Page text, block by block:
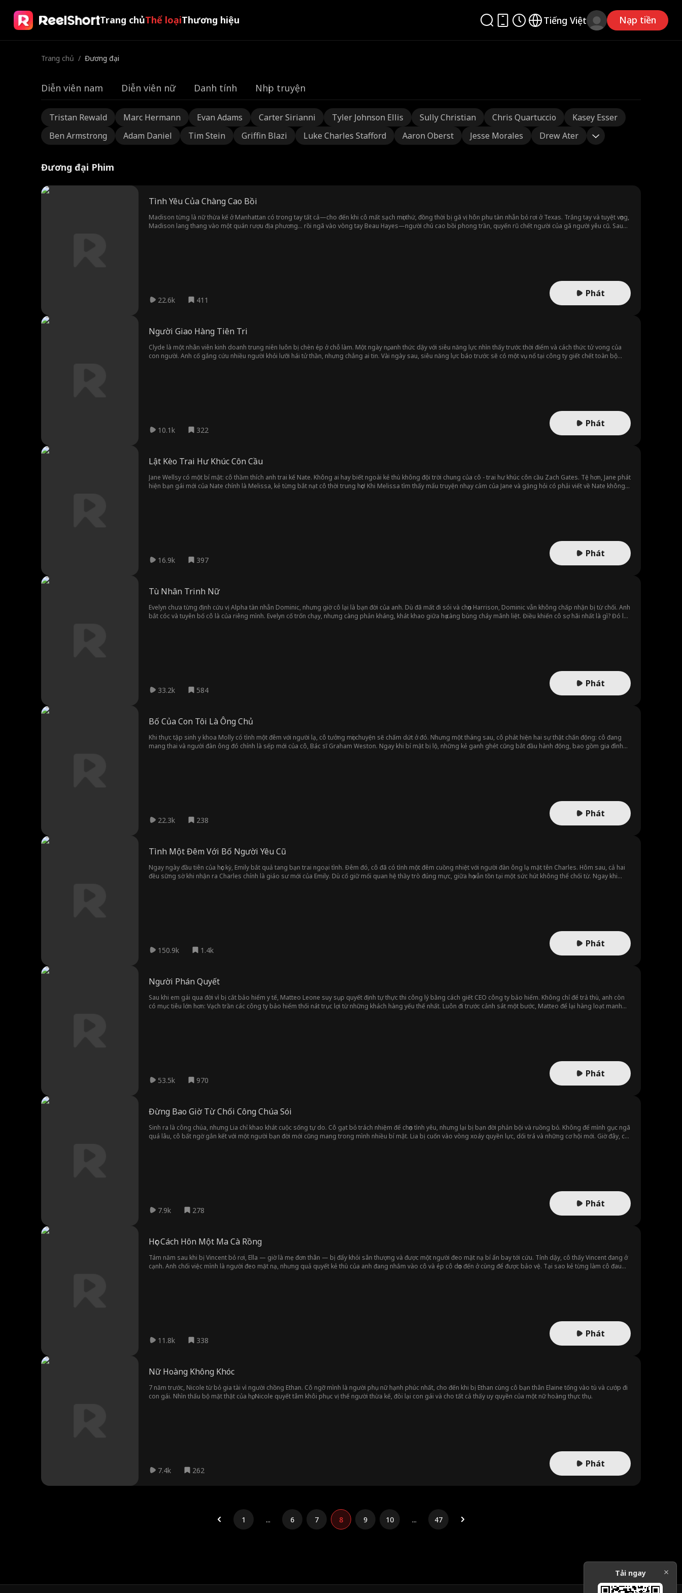
Trang chủThể loạiThương hiệu Tiếng Việt Nạp tiền
Trang chủ / Đương đại
Diễn viên nam Diễn viên nữ Danh tính Nhịp truyện
Tristan Rewald Marc Hermann Evan Adams Carter Sirianni Tyler Johnson Ellis Sully Christian Chris Quartuccio
Kasey Esser
Ben Armstrong
Adam Daniel Tim Stein Griffin Blazi Luke Charles Stafford Aaron Oberst Jesse Morales Drew Ater
Đương đại Phim
Tình Yêu Của Chàng Cao Bồi
Madison từng là nữ thừa kế ở Manhattan có trong tay tất cả—cho đến khi cô mất sạch mọi thứ, đồng thời bị gã vị hôn phu tàn nhẫn bỏ rơi ở Texas. Trắng tay và tuyệt vọng,
Madison lang thang vào một quán rượu địa phương... rồi ngã vào vòng tay Beau Hayes—người chú cao bồi phong trần, quyến rũ chết người của gã người yêu cũ. Sau
22.6k 411
Phát
Người Giao Hàng Tiên Tri
Clyde là một nhân viên kinh doanh trung niên luôn bị chèn ép ở chỗ làm. Một ngày nọ, anh thức dậy với siêu năng lực nhìn thấy trước thời điểm và cách thức tử vong của
con người. Anh cố gắng cứu nhiều người khỏi lưỡi hái tử thần, nhưng chẳng ai tin. Vài ngày sau, siêu năng lực báo trước sẽ có một vụ nổ tại công ty giết chết toàn bộ
10.1k 322
Phát
Lật Kèo Trai Hư Khúc Côn Cầu
Jane Wellsy có một bí mật: cô thầm thích anh trai kế Nate. Không ai hay biết ngoài kẻ thù không đội trời chung của cô - trai hư khúc côn cầu Zach Gates. Tệ hơn, Jane phát
hiện bạn gái mới của Nate chính là Melissa, kẻ từng bắt nạt cô thời trung học! Khi Melissa tìm thấy mẩu truyện nhạy cảm của Jane và gặng hỏi có phải viết về Nate không,
16.9k 397
Phát
Tù Nhân Trinh Nữ
Evelyn chưa từng định cứu vị Alpha tàn nhẫn Dominic, nhưng giờ cô lại là bạn đời của anh. Dù đã mất đi sói và chọn Harrison, Dominic vẫn không chấp nhận bị từ chối. Anh
bắt cóc và tuyên bố cô là của riêng mình. Evelyn cố trốn chạy, nhưng càng phản kháng, khát khao giữa họ càng bùng cháy mãnh liệt. Điều khiến cô sợ hãi nhất là gì? Đó là
33.2k 584
Phát
Bố Của Con Tôi Là Ông Chủ
Khi thực tập sinh y khoa Molly có tình một đêm với người lạ, cô tưởng mọi chuyện sẽ chấm dứt ở đó. Nhưng một tháng sau, cô phát hiện hai sự thật chấn động: cô đang
mang thai và người đàn ông đó chính là sếp mới của cô, Bác sĩ Graham Weston. Ngay khi bí mật bị lộ, những kẻ ganh ghét cũng bắt đầu hành động, bao gồm gia đình
22.3k 238
Phát
Tình Một Đêm Với Bố Người Yêu Cũ
Ngay ngày đầu tiên của học kỳ, Emily bắt quả tang bạn trai ngoại tình. Đêm đó, cô đã có tình một đêm cuồng nhiệt với người đàn ông lạ mặt tên Charles. Hôm sau, cả hai
đều sững sờ khi nhận ra Charles chính là giáo sư mới của Emily. Dù cố giữ mối quan hệ thầy trò đúng mực, giữa họ vẫn tồn tại một sức hút không thể chối từ. Ngay khi
150.9k 1.4k
Phát
Người Phán Quyết
Sau khi em gái qua đời vì bị cắt bảo hiểm y tế, Matteo Leone suy sụp quyết định tự thực thi công lý bằng cách giết CEO công ty bảo hiểm. Không chỉ để trả thù, anh còn
có mục tiêu lớn hơn: Vạch trần các công ty bảo hiểm thối nát trục lợi từ những khách hàng yếu thế nhất. Luôn đi trước cảnh sát một bước, Matteo để lại hàng loạt manh
53.5k 970
Phát
Đừng Bao Giờ Từ Chối Công Chúa Sói
Sinh ra là công chúa, nhưng Lia chỉ khao khát cuộc sống tự do. Cô gạt bỏ trách nhiệm để chọn tình yêu, nhưng lại bị bạn đời phản bội và ruồng bỏ. Không để mình gục ngã
quá lâu, cô bất ngờ gắn kết với một người bạn đời mới cũng mang trong mình nhiều bí mật. Lia bị cuốn vào vòng xoáy quyền lực, dối trá và những cơ hội mới. Giờ đây, cô
7.9k 278
Phát
Học Cách Hôn Một Ma Cà Rồng
Tám năm sau khi bị Vincent bỏ rơi, Ella — giờ là mẹ đơn thân — bị đẩy khỏi sân thượng và được một người đeo mặt nạ bí ẩn bay tới cứu. Tỉnh dậy, cô thấy Vincent đang ở
cạnh. Anh chối việc mình là người đeo mặt nạ, nhưng quả quyết kẻ thù của anh đang nhắm vào cô và ép cô dọn đến ở cùng để được bảo vệ. Tại sao kẻ từng làm cô đau
11.8k 338
Phát
Nữ Hoàng Không Khóc
7 năm trước, Nicole từ bỏ gia tài vì người chồng Ethan. Cô ngỡ mình là người phụ nữ hạnh phúc nhất, cho đến khi bị Ethan cùng cô bạn thân Elaine tống vào tù và cướp đi
con gái. Nhìn thấu bộ mặt thật của họ, Nicole quyết tâm khôi phục vị thế người thừa kế, đòi lại con gái và cho tất cả thấy uy quyền của một nữ hoàng thực thụ.
7.4k 262
Phát
1 ... 6 7 8 9 10 ... 47
Tải ngay